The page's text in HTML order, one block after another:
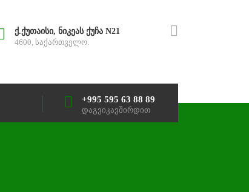
ქ.ქუთაისი, ნიკეას ქუჩა N21
4600, საქართველო.
+995 595 63 88 89
დაგვიკავშირდით